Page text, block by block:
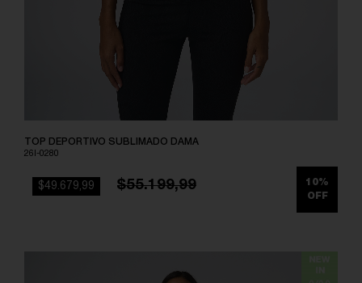
TOP DEPORTIVO SUBLIMADO DAMA
26I-0280
$49.679,99 $55.199,99
10%
OFF